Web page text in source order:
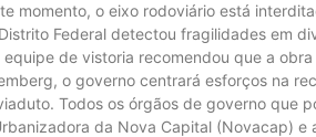
momento, o eixo rodoviário está
Federal detectou fragilidades em
de vistoria recomendou que a obra
o governo centrará esforços na
Todos os órgãos de governo que
da Nova Capital (Novacap) e